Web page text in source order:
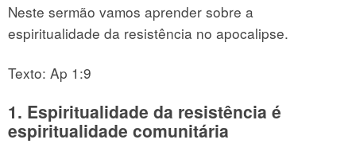
Neste sermão vamos aprender sobre a
espiritualidade da resistência no apocalipse.
Texto: Ap 1:9
1. Espiritualidade da resistência é
espiritualidade comunitária